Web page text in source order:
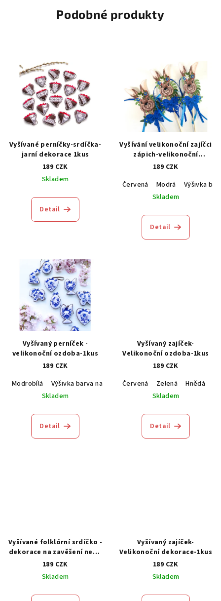
Podobné produkty
Vyšívané perníčky-srdíčka-
jarní dekorace 1kus
189 CZK
Skladem
Detail
Vyšívání velikonoční zajíčci
zápich-velikonoční
dekorace -1kus
189 CZK
Červená
Modrá
Výšivka
Skladem
Detail
Vyšívaný perníček -
velikonoční ozdoba-1kus
189 CZK
Modrobílá
Výšivka barva na vaše přání
Skladem
Detail
Vyšívaný zajíček-
Velikonoční ozdoba-1kus
189 CZK
Červená
Zelená Hnědá
Skladem
Detail
Vyšívané folklórní srdíčko -
dekorace na zavěšení nebo
zápich-1kus
189 CZK
Skladem
Vyšívaný zajíček-
Velikonoční dekorace-1kus
189 CZK
Skladem